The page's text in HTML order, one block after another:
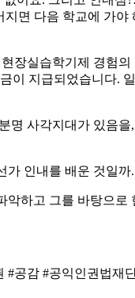
면 다음 학교에 가
장실습학기제 경험
이 지급되었습니다.
사각지대가 있음
가 인내를 배운 것일까.
하고 그를 바탕으
#공감 #공익인권법재